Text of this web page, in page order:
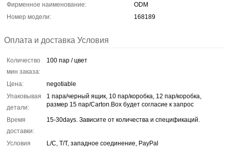
Фирменное наименование:
ODM
Номер модели:
168189
Оплата и доставка Условия
Количество
мин заказа:
100 пар / цвет
Цена:
negotiable
Упаковывая
детали:
1 пара/черный ящик, 10 пар/коробка, 12 пар/коробка,
размер 15 пар/Carton.Box будет согласие к запрос
Время
доставки:
15-30days. Зависите от количества и спецификаций.
Условия
L/C, T/T, западное соединение, PayPal